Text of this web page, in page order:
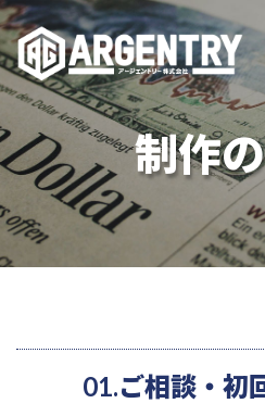
制作
01.ご相談・初